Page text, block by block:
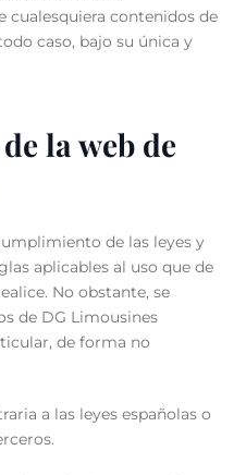
cualesquiera contenidos de
caso, bajo su única y
la web de
de las leyes y
aplicables al uso que de
No obstante, se
de DG Limousines
de forma no
a las leyes españolas o